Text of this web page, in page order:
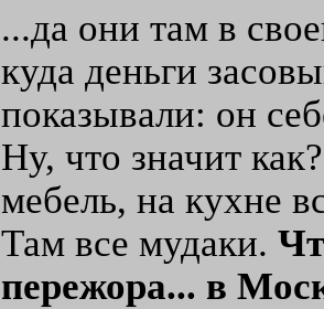
...да они там в
куда деньги
показывали: он
Ну, что значит
мебель, на кухне
Там все мудаки.
пережора... в